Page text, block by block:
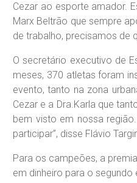
Cezar ao esporte amador.
Marx Beltrão que sempre
de trabalho, precisamos de
O secretário executivo de
meses, 370 atletas foram
evento, tanto na zona
Cezar e a Dra.Karla que
bem visto em nossa
participar”, disse Flávio
Para os campeões, a
em dinheiro para o